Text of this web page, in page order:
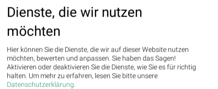
h der
x
ng
Averages
Indikation
en
ssieg
er/
verlierer
Tage
Top/Flop
BS-
Hitpa
rade
Dienste, die wir nutzen
möchten
Hier können Sie die Dienste, die wir auf dieser Website nutzen
möchten, bewerten und anpassen. Sie haben das Sagen!
Aktivieren oder deaktivieren Sie die Dienste, wie Sie es für richtig
halten. Um mehr zu erfahren, lesen Sie bitte unsere
Datenschutzerklärung.